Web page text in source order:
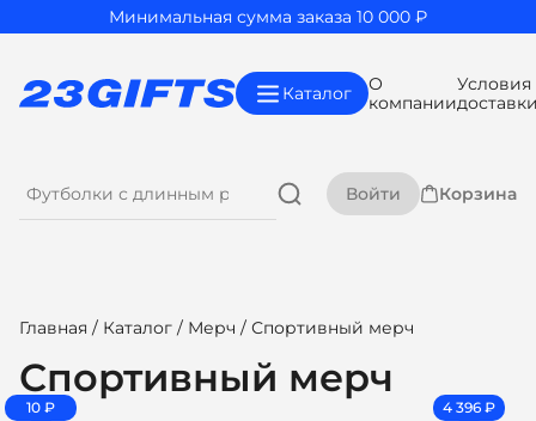
Минимальная сумма заказа 10 000 ₽
Каталог
О
компании
Условия
Войти Корзина
Главная / Каталог / Мерч / Спортивный мерч
Спортивный мерч
10 ₽ 4 396 ₽